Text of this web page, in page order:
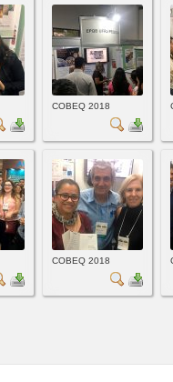
COBEQ 2018
COBEQ 2018